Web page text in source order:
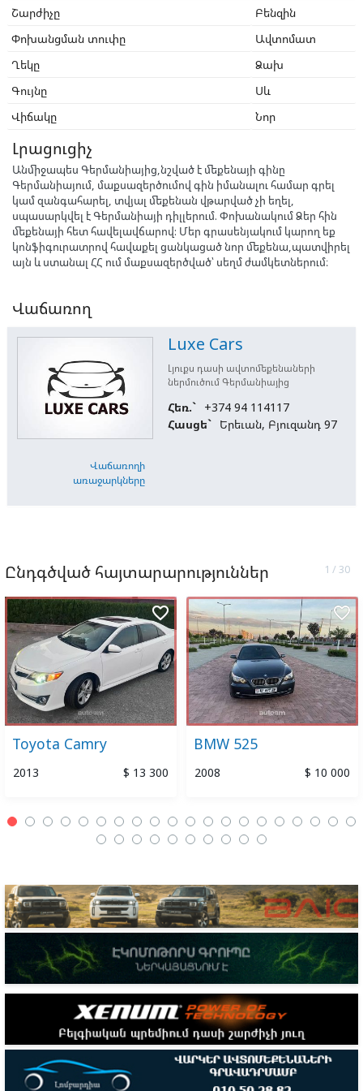
Շարժիչը
Բենզին
Փոխանցման տուփը
Ավտոմատ
Ղեկը
Ձախ
Գույնը
Սև
Վիճակը
Նոր
Լրացուցիչ
Անմիջապես Գերմանիայից,նշված է մեքենայի գինը
Գերմանիայում, մաքսազերծումով գին իմանալու համար գրել
կամ զանգահարել, տվյալ մեքենան վթարված չի եղել,
սպասարկվել է Գերմանիայի դիլլերում. Փոխանակում Ձեր հին
մեքենայի հետ հավելավճարով: Մեր գրասենյակում կարող եք
կոնֆիգուրատրով հավաքել ցանկացած նոր մեքենա,պատվիրել
այն և ստանալ ՀՀ ում մաքսազերծված՝ սեղմ ժամկետներում։
Վաճառող
Վաճառողի
առաջարկները
Luxe Cars
Լյուքս դասի ավտոմեքենաների
ներմուծում Գերմանիայից
Հեռ.` +374 94 114117
Հասցե` Երեւան, Բյուզանդ 97
Ընդգծված հայտարարություններ
Toyota Camry
2013 $ 13 300
favorite_border
BMW 525
2008 $ 10 000
favorite_border